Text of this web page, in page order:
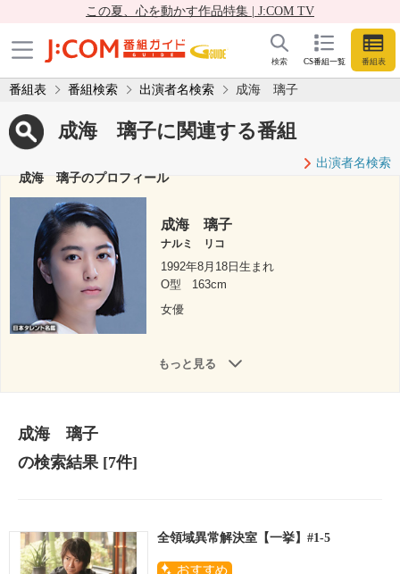
この夏、心を動かす作品特集 | J:COM TV
CS番組一覧 番組表
検索
番組表 番組検索 出演者名検索 成海 璃子
成海 璃子に関連する番組
出演者名検索
成海 璃子のプロフィール
成海 璃子
ナルミ リコ
1992年8月18日生まれ
O型
163cm
女優
もっと見る
成海 璃子
の検索結果[7件]
全領域異常解決室【一挙】#1-5